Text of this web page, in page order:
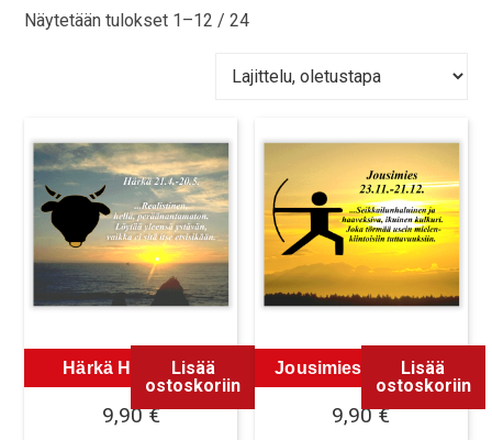
Näytetään tulokset 1–12 / 24
Härkä Hiirimatto
9,90€
Lisää
ostoskoriin
Jousimies Hiirimatto
9,90€
Lisää
ostoskoriin